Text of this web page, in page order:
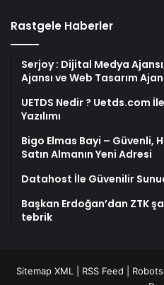
Rastgele Haberler
Serjoy : Dijital Medya
Ajansı ve Web Tasarım
UETDS Nedir ? Uetds.com
Yazılımı
Bigo Elmas Bayi – Güvenli,
Satın Almanın Yeni Adresi
Datahost İle Güvenilir
Başkan Erdoğan’dan ZTK
tebrik
Sitemap XML RSS Feed Robots